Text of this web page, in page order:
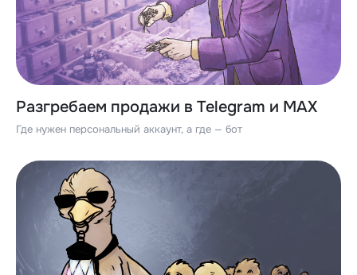
Разгребаем продажи в Telegram и MAX
Где нужен персональный аккаунт, а где — бот